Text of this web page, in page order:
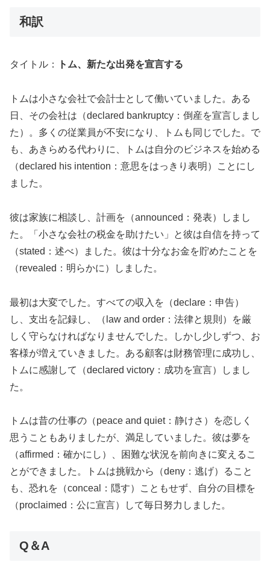
和訳
タイトル： トム、新たな出発を宣言する
トムは小さな会社で会計士として働いていました。ある
日、その会社は（declared bankruptcy：倒産を宣言しまし
た）。多くの従業員が不安になり、トムも同じでした。で
も、あきらめる代わりに、トムは自分のビジネスを始める
（declared his intention：意思をはっきり表明）ことにし
ました。
彼は家族に相談し、計画を（announced：発表）しまし
た。「小さな会社の税金を助けたい」と彼は自信を持って
（stated：述べ）ました。彼は十分なお金を貯めたことを
（revealed：明らかに）しました。
最初は大変でした。すべての収入を（declare：申告）
し、支出を記録し、（law and order：法律と規則）を厳
しく守らなければなりませんでした。しかし少しずつ、お
客様が増えていきました。ある顧客は財務管理に成功し、
トムに感謝して（declared victory：成功を宣言）しまし
た。
トムは昔の仕事の（peace and quiet：静けさ）を恋しく
思うこともありましたが、満足していました。彼は夢を
（affirmed：確かにし）、困難な状況を前向きに変えるこ
とができました。トムは挑戦から（deny：逃げ）ること
も、恐れを（conceal：隠す）こともせず、自分の目標を
（proclaimed：公に宣言）して毎日努力しました。
Q＆A